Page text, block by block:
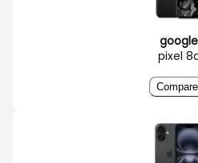
google
pixel